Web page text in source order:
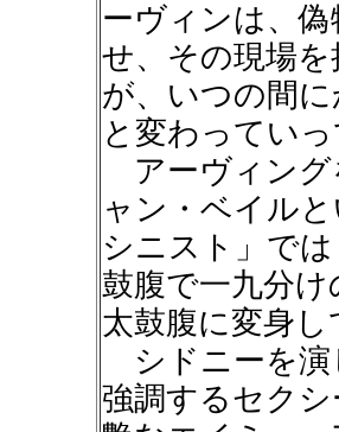
ーヴィンは、
せ、その現場
が、いつの間
と変わってい
アーヴィング
ャン・ベイル
シニスト」で
鼓腹で一九分
太鼓腹に変身し
シドニーを演
強調するセク